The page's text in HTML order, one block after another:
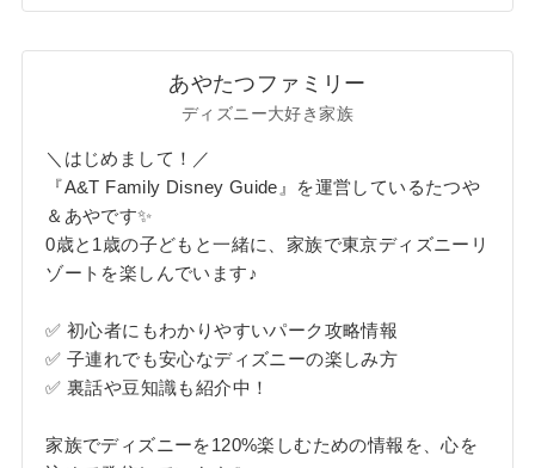
あやたつファミリー
ディズニー大好き家族
＼はじめまして！／
『A&T Family Disney Guide』を運営しているたつや
＆あやです✨
0歳と1歳の子どもと一緒に、家族で東京ディズニーリ
ゾートを楽しんでいます♪
✅ 初心者にもわかりやすいパーク攻略情報
✅ 子連れでも安心なディズニーの楽しみ方
✅ 裏話や豆知識も紹介中！
家族でディズニーを120%楽しむための情報を、心を